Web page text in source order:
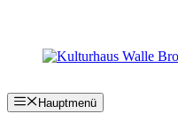
springen
Hauptmenü